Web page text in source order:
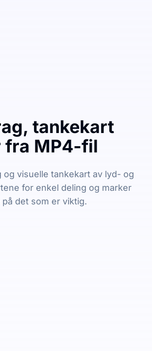
tankekart
fra MP4-fil
visuelle tankekart av lyd- og
for enkel deling og marker
det som er viktig.